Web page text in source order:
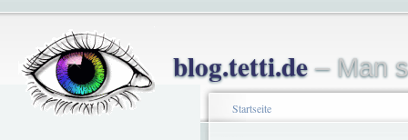
blog.tetti.de– Man
Startseite